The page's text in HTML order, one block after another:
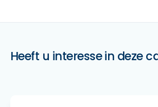
Heeft u interesse in deze